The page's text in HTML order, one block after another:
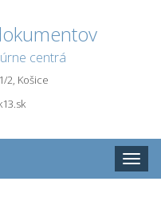
centrá
2, Košice
Toggle